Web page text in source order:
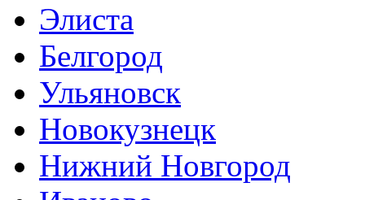
Элиста
Белгород
Ульяновск
Новокузнецк
Нижний Новгород